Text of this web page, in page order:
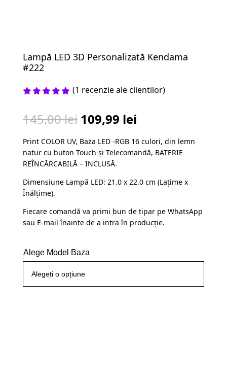
Lampă LED 3D Personalizată Kendama
#222
pe baza
unei
evaluări
(1 recenzie ale clientilor)
145,00lei Prețul
a
fost:
109,99 leiPrețul
este:
109,99 lei.
Print COLOR UV, Baza LED -RGB 16 culori, din lemn
natur cu buton Touch și Telecomandă, BATERIE
REÎNCĂRCABILĂ – INCLUSĂ.
Dimensiune Lampă LED: 21.0 x 22.0 cm (Lațime x
Înălțime).
Fiecare comandă va primi bun de tipar pe WhatsApp
sau E-mail înainte de a intra în producție.
Alege Model Baza